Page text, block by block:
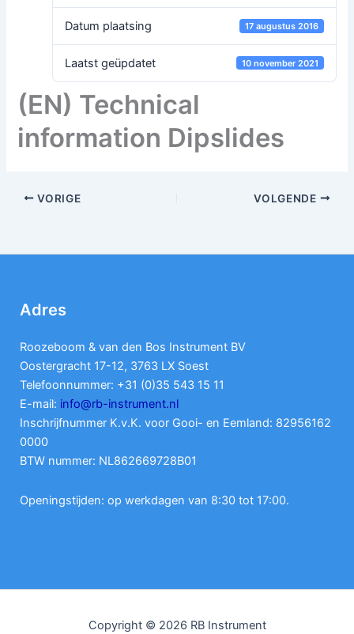
Datum plaatsing 17 augustus 2016
Laatst geüpdatet 10 november 2021
(EN) Technical
information Dipslides
VORIGE VOLGENDE
Adres
Roozeboom & van den Bos Instrument BV
Oostergracht 17-12, 3763 LX Soest
Telefoonnummer: +31 (0)35 543 15 11
E-mail: info@rb-instrument.nl
Inschrijfnummer K.v.K. voor Gooi- en Eemland: 82956162
0000
BTW nummer: NL862669728B01
Openingstijden: op werkdagen van 8:30 tot 17:00.
Copyright © 2026 RB Instrument